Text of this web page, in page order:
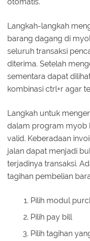
otomatis.
Langkah-langkah
barang dagang di
seluruh transaksi
diterima. Setelah
sementara dapat
kombinasi ctrl+r agar
Langkah untuk
dalam program myob
valid. Keberadaan
jalan dapat menjadi
terjadinya transaksi.
tagihan pembelian
Pilih modul
Pilih pay bill
Pilih tagihan